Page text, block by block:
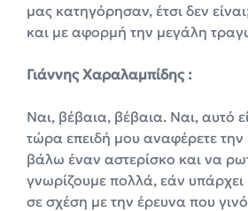
μας κατηγόρησαν, έτσι δεν
και με αφορμή την μεγάλη
Γιάννης Χαραλαμπίδης :
Ναι, βέβαια, βέβαια. Ναι, αυτό
τώρα επειδή μου αναφέρετε
βάλω έναν αστερίσκο και να
γνωρίζουμε πολλά, εάν υπάρχει
σε σχέση με την έρευνα που